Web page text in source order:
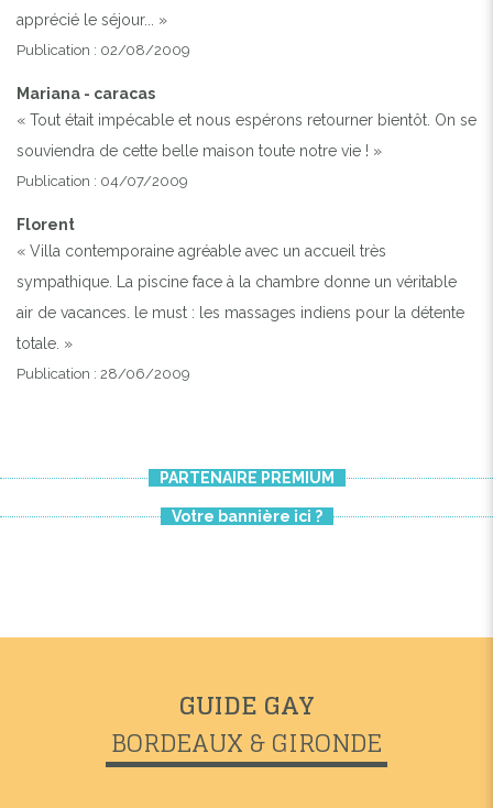
apprécié le séjour... »
Publication : 02/08/2009
Mariana - caracas
« Tout était impécable et nous espérons retourner bientôt. On se
souviendra de cette belle maison toute notre vie ! »
Publication : 04/07/2009
Florent
« Villa contemporaine agréable avec un accueil très
sympathique. La piscine face à la chambre donne un véritable
air de vacances. le must : les massages indiens pour la détente
totale. »
Publication : 28/06/2009
PARTENAIRE PREMIUM
Votre bannière ici ?
GUIDE GAY
BORDEAUX & GIRONDE